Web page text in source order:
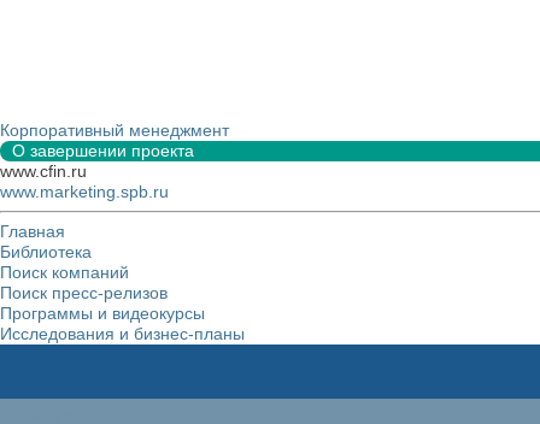
Корпоративный менеджмент
О завершении проекта
www.cfin.ru
www.marketing.spb.ru
Главная
Библиотека
Поиск компаний
Поиск пресс-релизов
Программы и видеокурсы
Исследования и бизнес-планы